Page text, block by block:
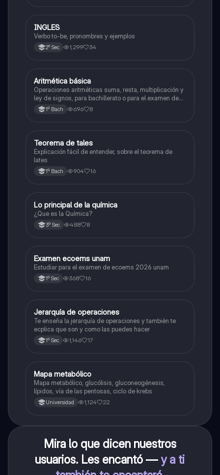
Inglés
INGLES
Verbo to-be, pronombres y ejemplos
2º Sec 1,299 34
Matemáticas
Aritmética básica
Operaciones aritméticas suma, resta, multiplicación y
ley de signos, para bachillerato o para el examen de
admisión a la universidad
1º Bach 696 8
Matemáticas
Teorema de tales
Explicación fácil de entender, sobre el teorema de
lates
1º Bach 904 16
Química
Lo principal de la química
¿Que es la Química?
3º Sec 488 8
Español
Examen ecoems unam
Estudiar para el examen de ecoems 2026 unam
1º Sec 368 16
Matemáticas
Jerarquía de operaciones
Te enseña la jerarquía de operaciones y también te
ecplica que son y como las puedes hacer
1º Sec 1,146 17
Biología
Mapa metabólico
Mapa metabólico, glucólisis, gluconeogénesis,
lípidos, vía de las pentosas, ciclo de krebs
Universidad 1,124 22
Mira lo que dicen nuestros
usuarios. Les encantó —y a ti